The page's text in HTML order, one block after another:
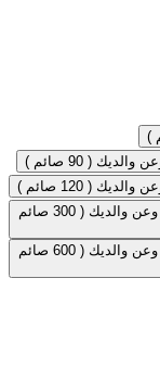
تفطير 10 صائمين يوميًا لمدة شهر كامل عنك وعن والديك ( 300 صائم
تفطير 20 صائمين يوميًا لمدة شهر كامل عنك وعن والديك ( 600 صائم